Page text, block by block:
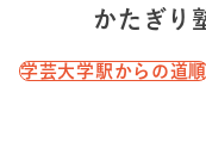
されました
ても、いつ
かたぎり
学芸大学駅 からの道順